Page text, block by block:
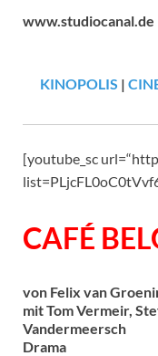
www.studiocanal.de
KINOPOLIS |
[youtube_sc
CAFÉ
von Felix van
mit Tom Vermeir,
Vandermeersch
Drama